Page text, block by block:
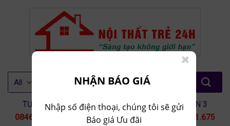
TƯ VẤN 1
0846.80.9999
TƯ VẤN 2
0935.435.286
TƯ VẤN 3
0964.651.675
NHẬN BÁO GIÁ
Nhập số điện thoại, chúng tôi sẽ gửi
Báo giá Ưu đãi